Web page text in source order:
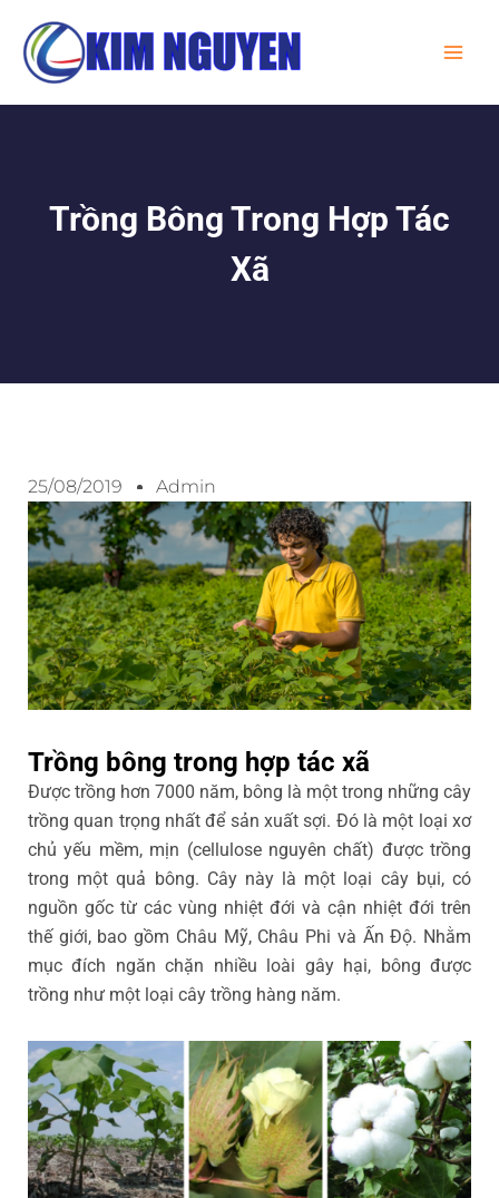
content
Trồng Bông Trong Hợp Tác
Xã
25/08/2019 Admin
Trồng bông trong hợp tác xã
Được trồng hơn 7000 năm, bông là một trong những cây
trồng quan trọng nhất để sản xuất sợi. Đó là một loại xơ
chủ yếu mềm, mịn (cellulose nguyên chất) được trồng
trong một quả bông. Cây này là một loại cây bụi, có
nguồn gốc từ các vùng nhiệt đới và cận nhiệt đới trên
thế giới, bao gồm Châu Mỹ, Châu Phi và Ấn Độ. Nhằm
mục đích ngăn chặn nhiều loài gây hại, bông được
trồng như một loại cây trồng hàng năm.